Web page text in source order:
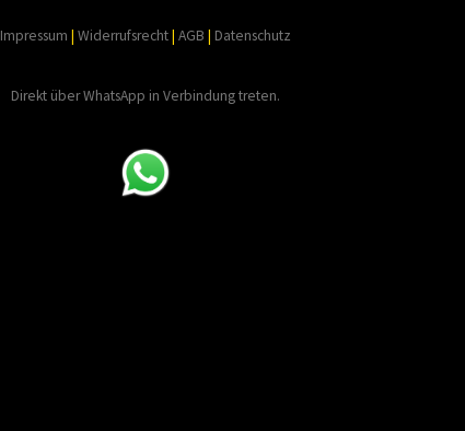
Impressum | Widerrufsrecht| AGB | Datenschutz
Direkt über WhatsApp in Verbindung treten.